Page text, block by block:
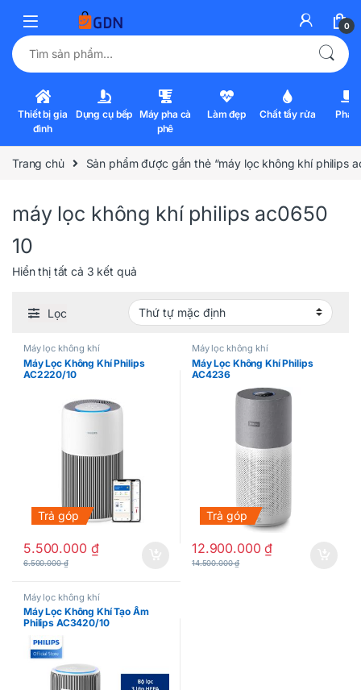
0
Tìm kiếm:
Thiết bị gia
đình
Dụng cụ bếp Máy pha cà
phê
Làm đẹp Chất tẩy rửa Pha
Trang chủ Sản phẩm được gắn thẻ “máy lọc không khí philips
máy lọc không khí philips ac0650
10
Hiển thị tất cả 3 kết quả
Lọc
Máy lọc không khí
Máy Lọc Không Khí Philips
AC2220/10
Trả góp
5.500.000 ₫
6.500.000₫
Máy lọc không khí
Máy Lọc Không Khí Philips
AC4236
Trả góp
12.900.000₫
14.500.000₫
Máy lọc không khí
Máy Lọc Không Khí Tạo Ẩm
Philips AC3420/10